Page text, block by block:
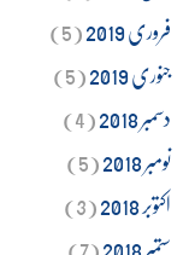
فروری 2019
(5)
جنوری 2019
(5)
دسمبر 2018
(4)
نومبر 2018
(5)
اکتوبر 2018
(3)